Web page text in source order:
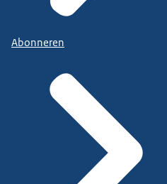
Abonneren